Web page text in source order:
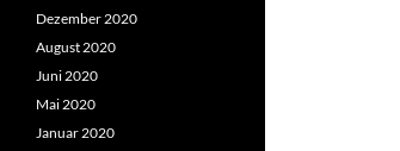
Dezember 2020
August 2020
Juni 2020
Mai 2020
Januar 2020